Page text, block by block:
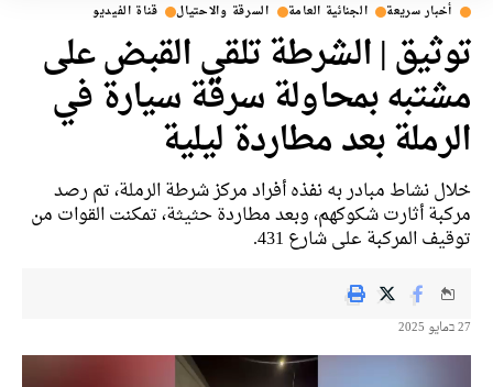
أخبار سريعة الجنائية العامة السرقة والاحتيال قناة الفيديو
توثيق | الشرطة تلقي القبض على
مشتبه بمحاولة سرقة سيارة في
الرملة بعد مطاردة ليلية
خلال نشاط مبادر به نفذه أفراد مركز شرطة الرملة، تم رصد
مركبة أثارت شكوكهم، وبعد مطاردة حثيثة، تمكنت القوات من
توقيف المركبة على شارع 431.
27 בمايو 2025